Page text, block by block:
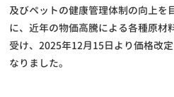
及びペットの健康管理体制の向上を
に、近年の物価高騰による各種原材
受け、2025年12月15日より価格改
なりました。